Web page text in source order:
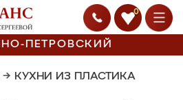
0
ПЕТРОВСКИЙ
→ КУХНИ ИЗ ПЛАСТИКА